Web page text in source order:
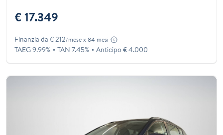
€ 17.349
Finanzia da € 212/mese x 84 mesi
TAEG 9.99% TAN 7.45% Anticipo € 4.000